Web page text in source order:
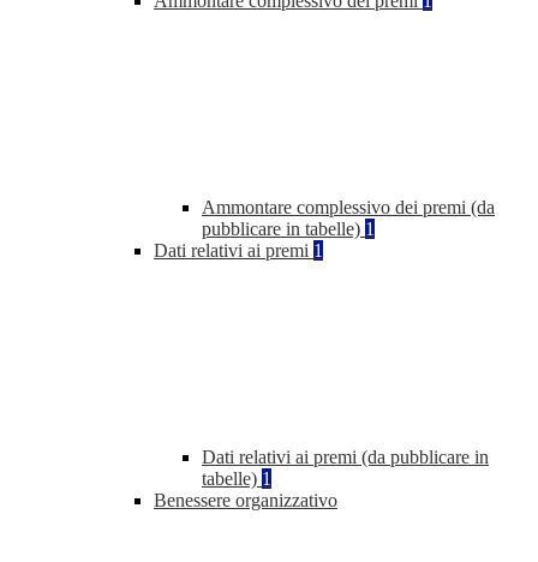
Ammontare complessivo dei premi (da
pubblicare in tabelle) 1
Dati relativi ai premi 1
Dati relativi ai premi (da pubblicare in
tabelle) 1
Benessere organizzativo